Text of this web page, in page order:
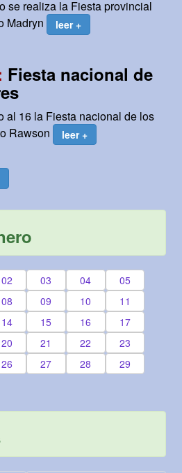
se realiza la Fiesta provincial
Madryn
leer +
Fiesta nacional de
al 16 la Fiesta nacional de los
Rawson
leer +
02 03 04
05
08 09 10
11
14 15 16
17
20 21 22
23
26 27 28
29